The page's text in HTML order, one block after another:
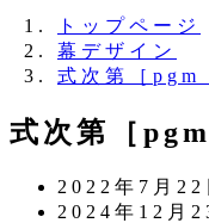
トップページ
幕デザイン
式次第［
式次第［
投
稿
2022年7月22
更
2024年12月